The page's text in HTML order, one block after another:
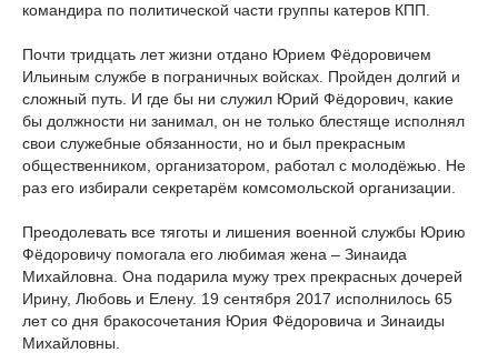
командира по политической части группы катеров КПП.
Почти тридцать лет жизни отдано Юрием Фёдоровичем
Ильиным службе в пограничных войсках. Пройден долгий и
сложный путь. И где бы ни служил Юрий Фёдорович, какие
бы должности ни занимал, он не только блестяще исполнял
свои служебные обязанности, но и был прекрасным
общественником, организатором, работал с молодёжью. Не
раз его избирали секретарём комсомольской организации.
Преодолевать все тяготы и лишения военной службы Юрию
Фёдоровичу помогала его любимая жена – Зинаида
Михайловна. Она подарила мужу трех прекрасных дочерей
Ирину, Любовь и Елену. 19 сентября 2017 исполнилось 65
лет со дня бракосочетания Юрия Фёдоровича и Зинаиды
Михайловны.